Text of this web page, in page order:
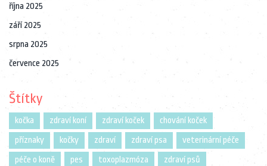
října 2025
září 2025
srpna 2025
července 2025
Štítky
kočka zdraví koní zdraví koček
chování koček
příznaky
kočky zdraví zdraví psa
veterinární péče
péče o koně
pes toxoplazmóza zdraví psů